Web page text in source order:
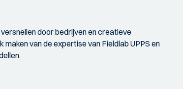
door bedrijven en creatieve
van de expertise van Fieldlab UPPS en